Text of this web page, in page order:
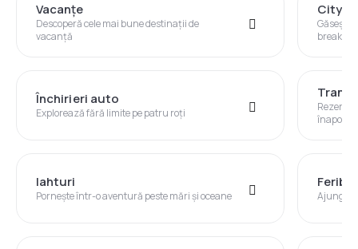
Vacanţe
Descoperă cele mai bune destinații de
vacanță
City
Găsește
break în
Închirieri auto
Explorează fără limite pe patru roți
Rezervă
înapoi
Iahturi
Pornește într-o aventură peste mări și oceane Ajungi în